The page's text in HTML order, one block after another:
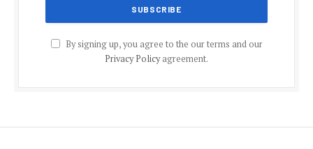
By signing up, you agree to the our terms and our
Privacy Policyagreement.